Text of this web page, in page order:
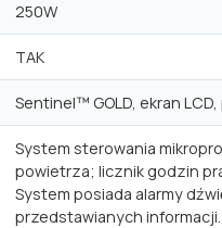
250W
TAK
Sentinel™ GOLD, ekran
System sterowania
powietrza; licznik godzin
System posiada alarmy
przedstawianych